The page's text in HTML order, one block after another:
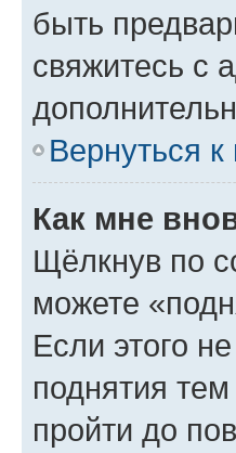
быть
свяжитесь с
Вернуться к
Как мне
Щёлкнув по
можете
Если этого
поднятия
пройти до